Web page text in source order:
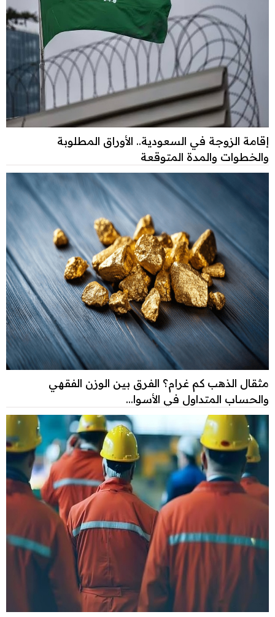
إقامة الزوجة في السعودية.. الأوراق المطلوبة
والخطوات والمدة المتوقعة
مثقال الذهب كم غرام؟ الفرق بين الوزن الفقهي
والحساب المتداول في الأسوا...